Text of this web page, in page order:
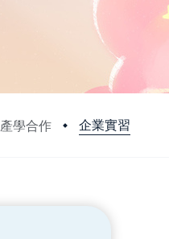
產學合作 企業實習